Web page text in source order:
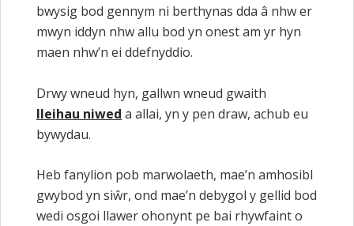
bwysig bod gennym ni berthynas dda â nhw er
mwyn iddyn nhw allu bod yn onest am yr hyn
maen nhw’n ei ddefnyddio.
Drwy wneud hyn, gallwn wneud gwaith
lleihau niwed a allai, yn y pen draw, achub eu
bywydau.
Heb fanylion pob marwolaeth, mae’n amhosibl
gwybod yn siŵr, ond mae’n debygol y gellid bod
wedi osgoi llawer ohonynt pe bai rhywfaint o